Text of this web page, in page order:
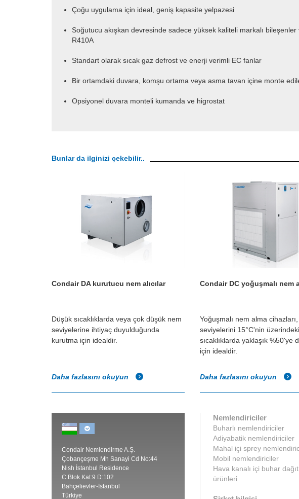
Çoğu uygulama için ideal, geniş kapasite yelpazesi
Soğutucu akışkan devresinde sadece yüksek kaliteli markalı bileşenler
R410A
Standart olarak sıcak gaz defrost ve enerji verimli EC fanlar
Bir ortamdaki duvara, komşu ortama veya asma tavan içine monte
Opsiyonel duvara monteli kumanda ve higrostat
Bunlar da ilginizi çekebilir..
Condair DA kurutucu nem alıcılar
Düşük sıcaklıklarda veya çok düşük nem
seviyelerine ihtiyaç duyulduğunda
kurutma için idealdir.
Daha fazlasını okuyun
Condair DC yoğuşmalı nem
Yoğuşmalı nem alma
seviyelerini 15°C'nin üzerindeki
sıcaklıklarda yaklaşık %50'ye
için idealdir.
Daha fazlasını okuyun
Condair Nemlendirme A.Ş.
Çobançeşme Mh Sanayi Cd No:44
Nish İstanbul Residence
C Blok Kat:9 D:102
Bahçelievler-İstanbul
Türkiye
Nemlendiriciler
Buharlı nemlendiriciler
Adiyabatik nemlendiriciler
Mahal içi sprey
Mobil nemlendiriciler
Hava kanalı içi buhar
ürünleri